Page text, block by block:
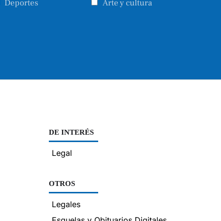
Deportes
Arte y cultura
DE INTERÉS
Legal
OTROS
Legales